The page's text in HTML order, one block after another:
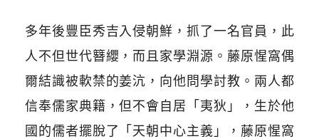
多年後豐臣秀吉入侵朝鮮，抓了一名官員，此
人不但世代簪纓，而且家學淵源。藤原惺窩偶
爾結識被軟禁的姜沆，向他問學討教。兩人都
信奉儒家典籍，但不會自居「夷狄」，生於他
國的儒者擺脫了「天朝中心主義」，藤原惺窩